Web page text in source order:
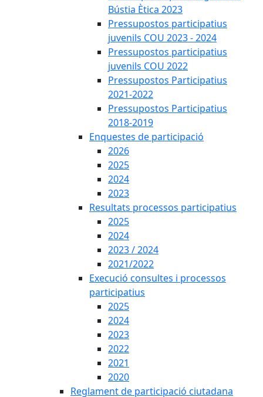
Bústia Ètica 2023
Pressupostos participatius
juvenils COU 2023 - 2024
Pressupostos participatius
juvenils COU 2022
Pressupostos Participatius
2021-2022
Pressupostos Participatius
2018-2019
Enquestes de participació
2026
2025
2024
2023
Resultats processos participatius
2025
2024
2023 / 2024
2021/2022
Execució consultes i processos
participatius
2025
2024
2023
2022
2021
2020
Reglament de participació ciutadana